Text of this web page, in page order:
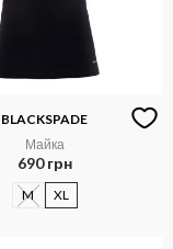
BLACKSPADE
Майка
690 грн
M XL